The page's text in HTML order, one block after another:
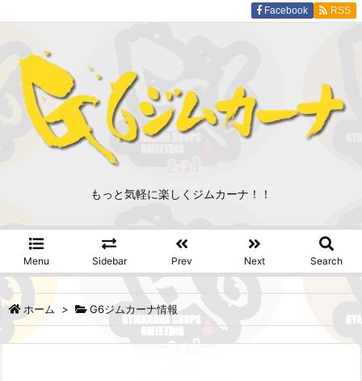
もっと気軽に楽しくジムカーナ！！
Menu Sidebar Prev Next Search
Facebook RSS
ホーム > G6ジムカーナ情報